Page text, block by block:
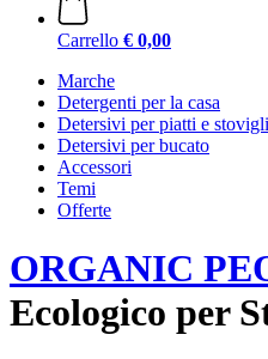
Carrello € 0,00
Marche
Detergenti per la casa
Detersivi per piatti e
Detersivi per bucato
Accessori
Temi
Offerte
ORGANIC
Ecologico per